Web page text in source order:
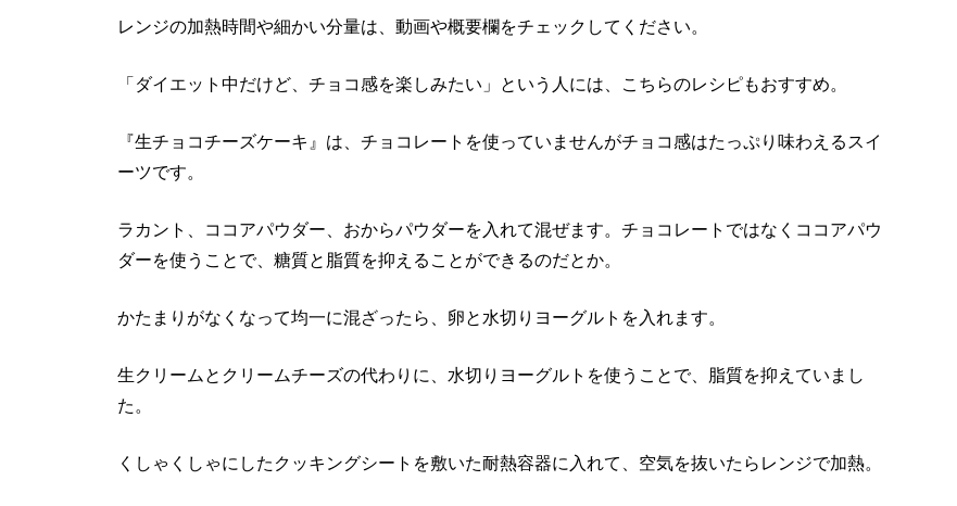
レンジの加熱時間や細かい分量は、動画や概要欄をチェックしてください。
「ダイエット中だけど、チョコ感を楽しみたい」という人には、こちらのレシピもおすすめ。
『生チョコチーズケーキ』は、チョコレートを使っていませんがチョコ感はたっぷり味わえるスイ
ーツです。
ラカント、ココアパウダー、おからパウダーを入れて混ぜます。チョコレートではなくココアパウ
ダーを使うことで、糖質と脂質を抑えることができるのだとか。
かたまりがなくなって均一に混ざったら、卵と水切りヨーグルトを入れます。
生クリームとクリームチーズの代わりに、水切りヨーグルトを使うことで、脂質を抑えていまし
た。
くしゃくしゃにしたクッキングシートを敷いた耐熱容器に入れて、空気を抜いたらレンジで加熱。